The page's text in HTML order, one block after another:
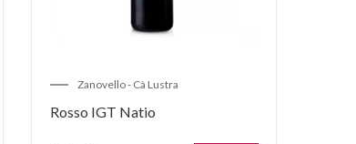
Zanovello - Cà Lustra
Rosso IGT Natio